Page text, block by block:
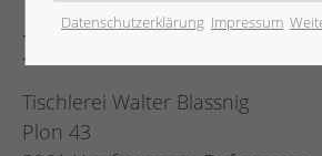
IMPRESSUM
Tischlerei Walter Blassnig
Plon 43
Datenschutzerklärung Impressum